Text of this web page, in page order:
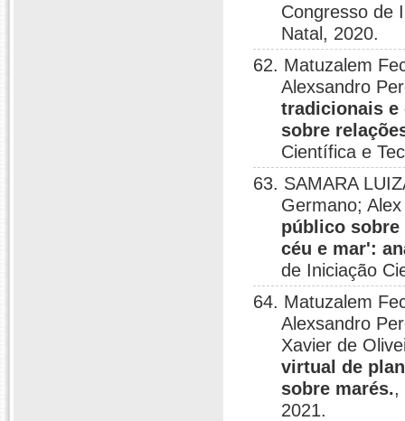
Congresso de
Natal, 2020.
62. Matuzalem
Alexsandro
tradicionais e
sobre
Científica e
63. SAMARA
Germano;
público sobre
céu e mar':
de Iniciação
64. Matuzalem
Alexsandro
Xavier de
virtual de
sobre marés.,
2021.